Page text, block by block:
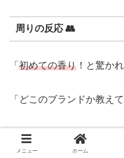
周りの反応 👥
「 初めての香り ！と驚か
「どこのブランドか教え
などなど、周囲からも好評
メニュー ホーム